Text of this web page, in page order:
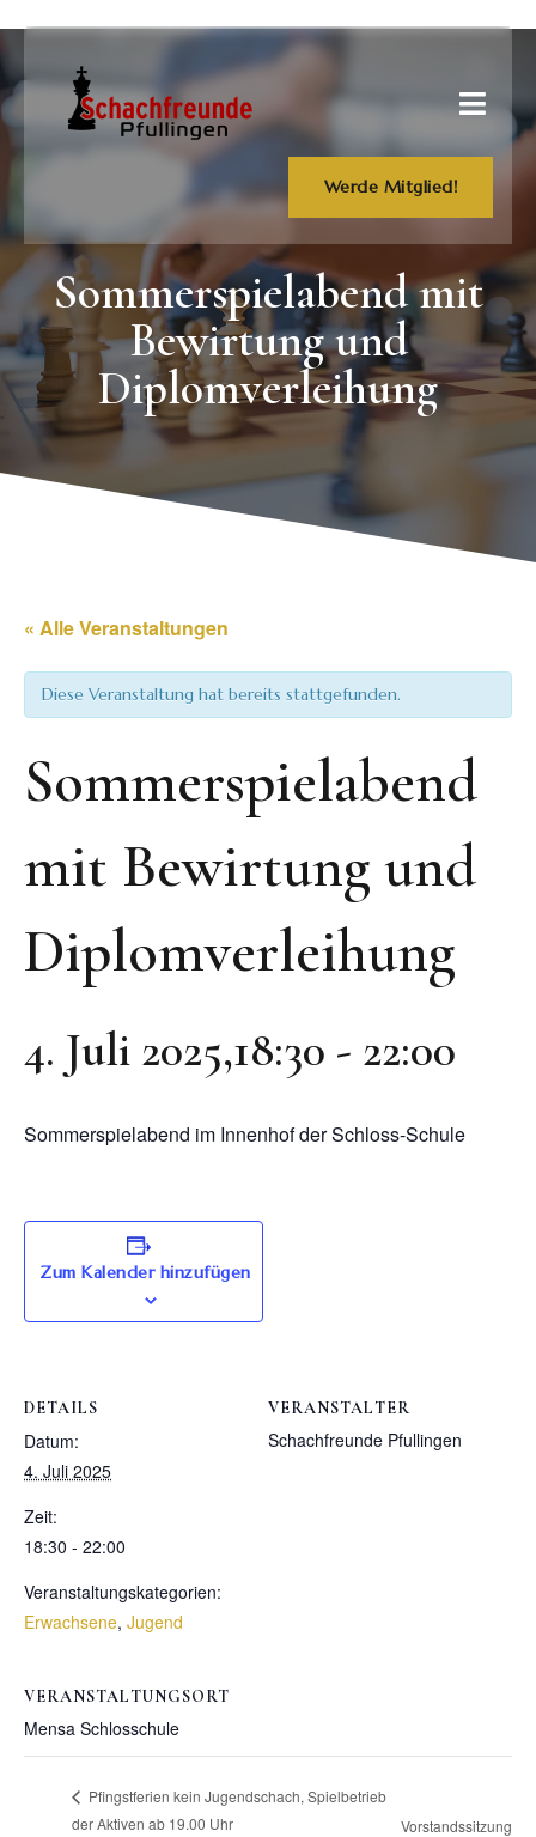
Werde Mitglied!
Sommerspielabend mit
Bewirtung und
Diplomverleihung
« Alle Veranstaltungen
Diese Veranstaltung hat bereits stattgefunden.
Sommerspielabend
mit Bewirtung und
Diplomverleihung
4. Juli 2025,18:30 - 22:00
Sommerspielabend im Innenhof der Schloss-Schule
Zum Kalender hinzufügen
DETAILS
Datum:
4. Juli 2025
Zeit:
18:30 - 22:00
Veranstaltungskategorien:
Erwachsene, Jugend
VERANSTALTER
Schachfreunde Pfullingen
VERANSTALTUNGSORT
Mensa Schlosschule
Pfingstferien kein Jugendschach, Spielbetrieb
der Aktiven ab 19.00 Uhr
Vorstandssitzung